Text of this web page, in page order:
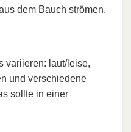
dem Bauch strömen.
variieren: laut/leise,
und verschiedene
sollte in einer